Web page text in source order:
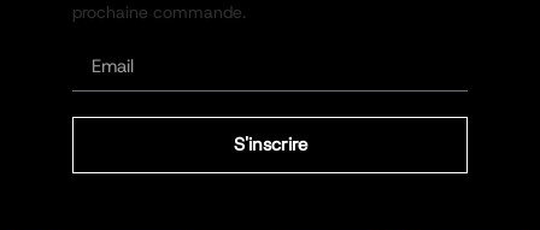
prochaine commande.
S'inscrire